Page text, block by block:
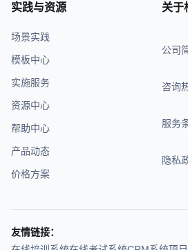
实践与资源
场景实践
模板中心
实施服务
资源中心
帮助中心
产品动态
价格方案
关于
公司
咨询
服务
隐私
友情链接：